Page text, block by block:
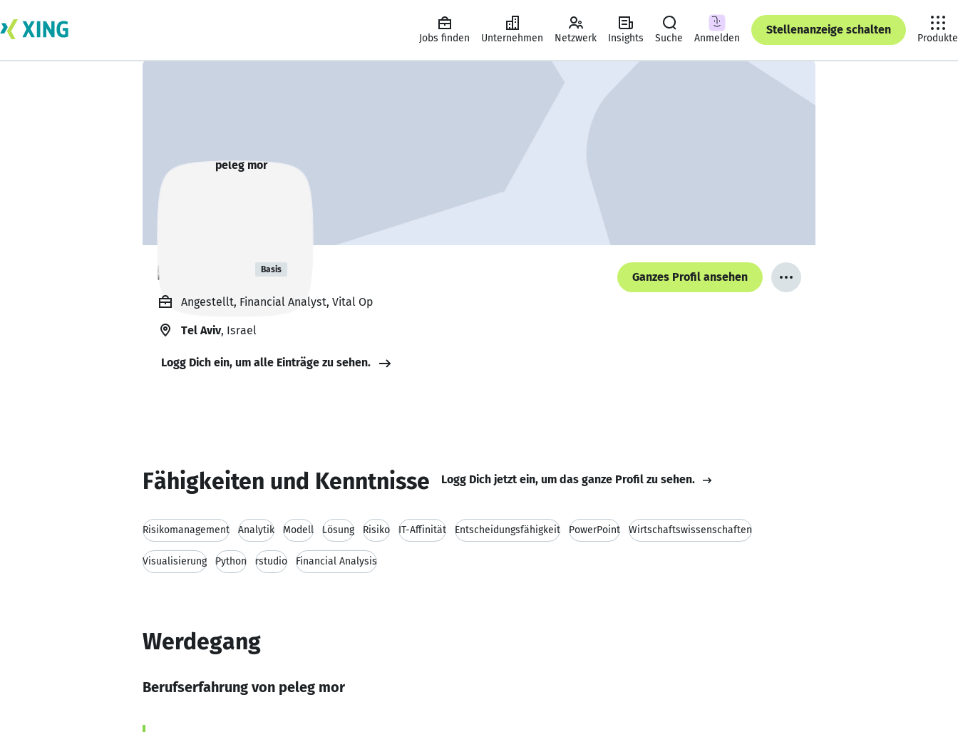
Jobs finden Unternehmen Netzwerk Insights Suche Anmelden
Stellenanzeige schalten
Produkte
peleg mor Basis
Ganzes Profil ansehen
Angestellt, Financial Analyst, Vital Op
Tel Aviv, Israel
Logg Dich ein, um alle Einträge zu sehen.
Fähigkeiten und Kenntnisse Logg Dich jetzt ein, um das ganze Profil zu sehen.
Risikomanagement Analytik Modell Lösung Risiko IT-Affinität Entscheidungsfähigkeit PowerPoint Wirtschaftswissenschaften
Visualisierung Python rstudio Financial Analysis
Werdegang
Berufserfahrung von peleg mor